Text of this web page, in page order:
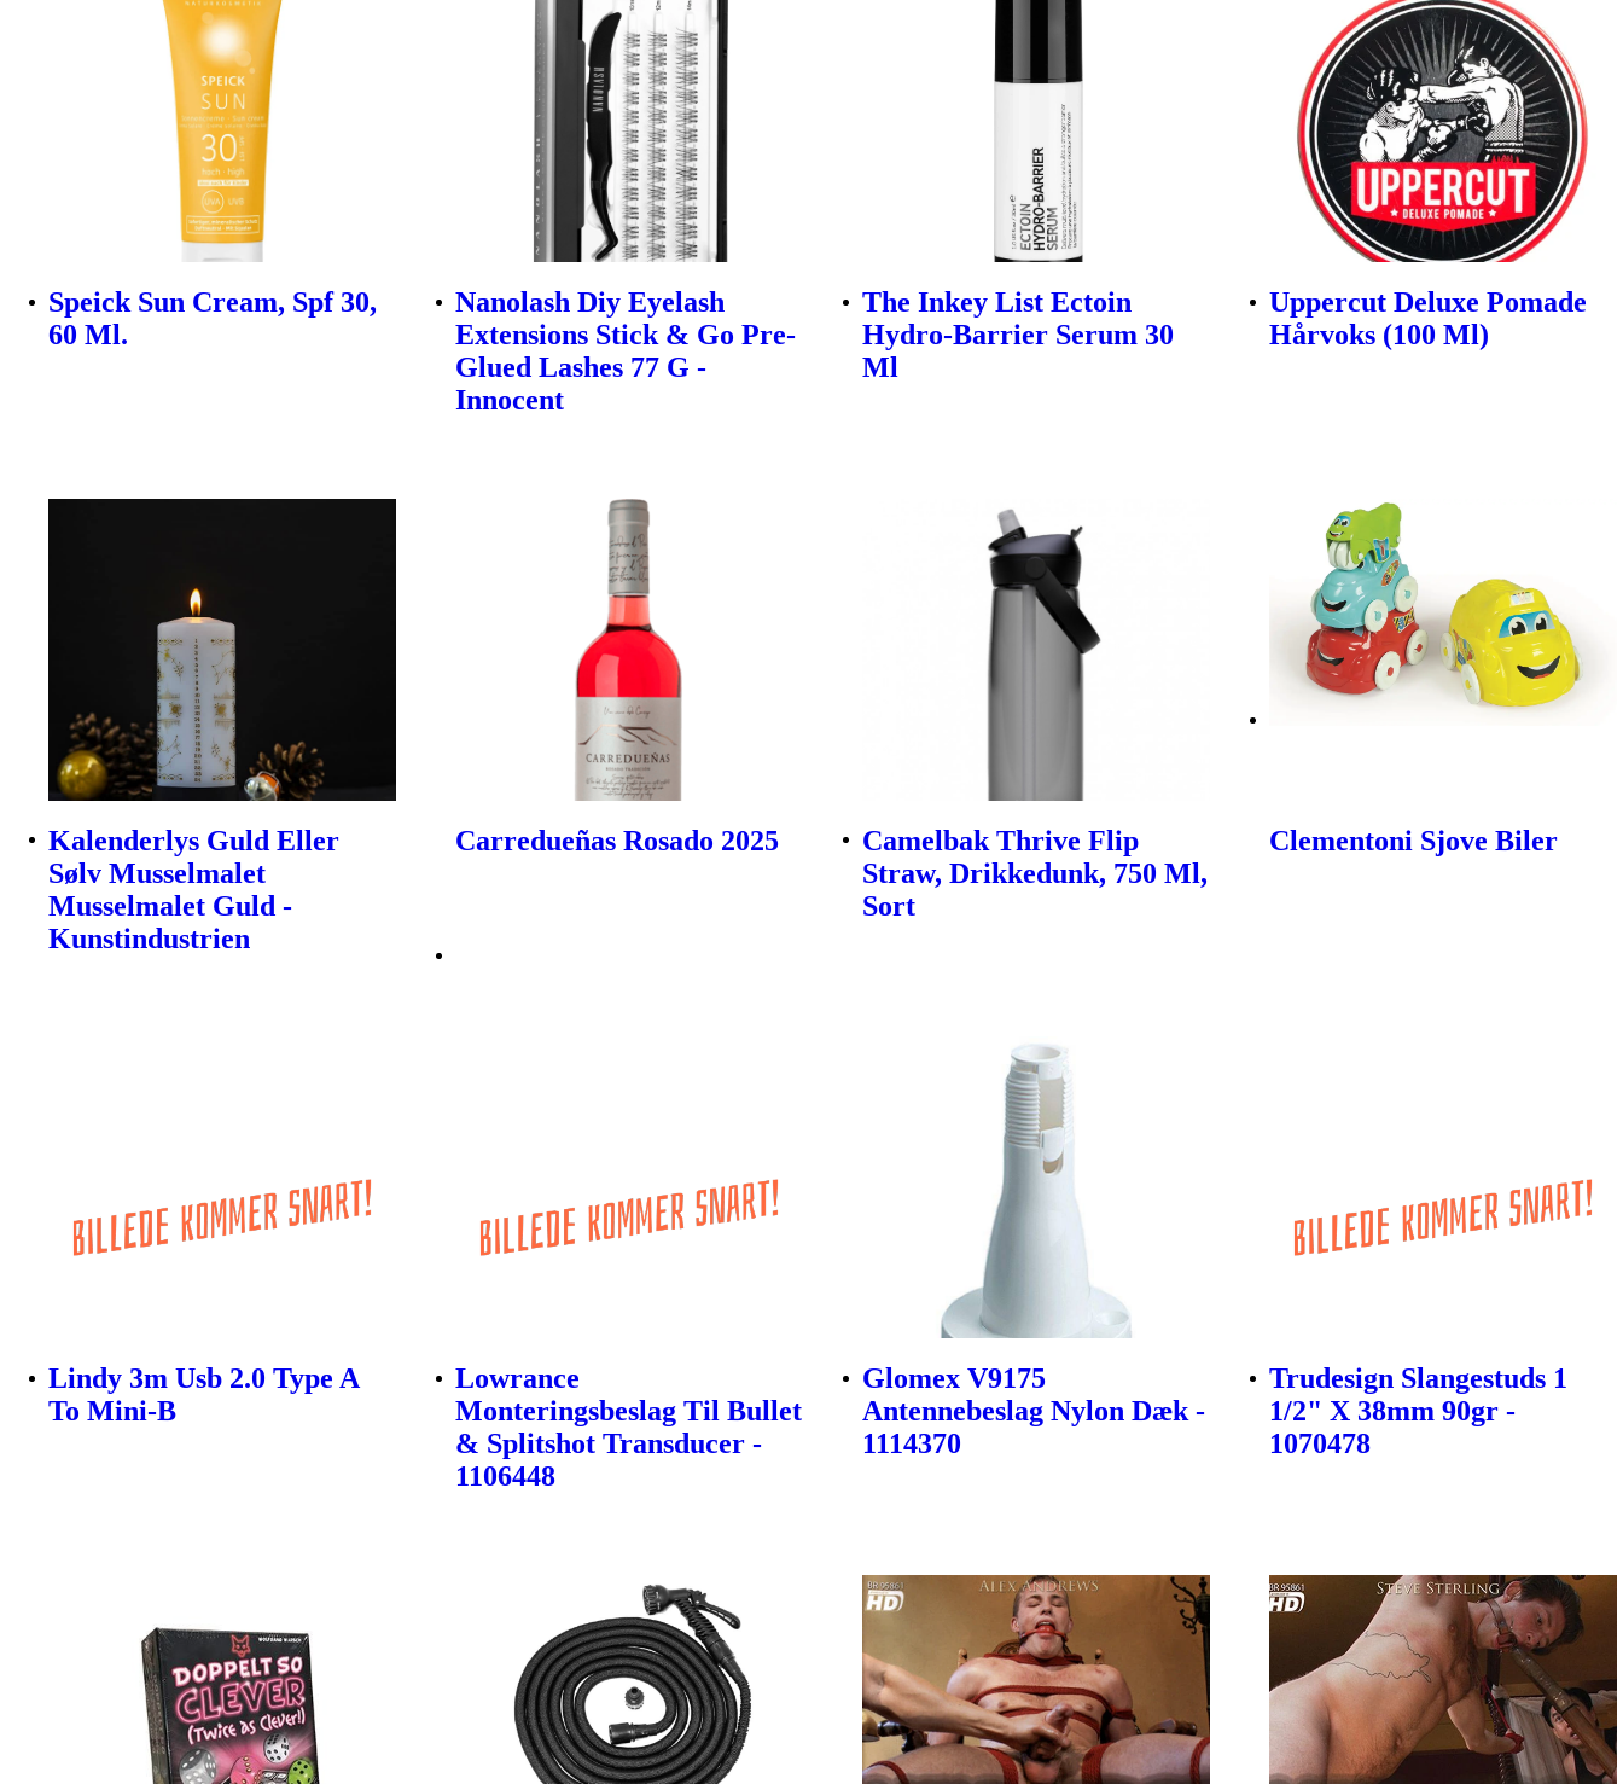
Speick Sun Cream, Spf 30,
60 Ml.
Nanolash Diy Eyelash
Extensions Stick & Go Pre-
Glued Lashes 77 G -
Innocent
The Inkey List Ectoin
Hydro-Barrier Serum 30
Ml
Uppercut Deluxe Pomade
Hårvoks (100 Ml)
Kalenderlys Guld Eller
Sølv Musselmalet
Musselmalet Guld -
Kunstindustrien
Carredueñas Rosado 2025
Camelbak Thrive Flip
Straw, Drikkedunk, 750 Ml,
Sort
Clementoni Sjove Biler
Lindy 3m Usb 2.0 Type A
To Mini-B
Lowrance
Monteringsbeslag Til Bullet
& Splitshot Transducer -
1106448
Glomex V9175
Antennebeslag Nylon Dæk -
1114370
Trudesign Slangestuds 1
1/2" X 38mm 90gr -
1070478